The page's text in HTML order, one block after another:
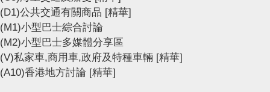
(D1)公共交通有關商品 [精華]
(M1)小型巴士綜合討論
(M2)小型巴士多媒體分享區
(V)私家車,商用車,政府及特種車輛 [精華]
(A10)香港地方討論 [精華]